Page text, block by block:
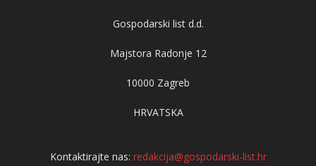
Gospodarski list d.d.
Majstora Radonje 12
10000 Zagreb
HRVATSKA
Kontaktirajte nas: redakcija@gospodarski-list.hr